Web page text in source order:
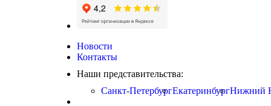
Новости
Контакты
Наши представительства:
Санкт-ПетербургЕкатеринбургНижний